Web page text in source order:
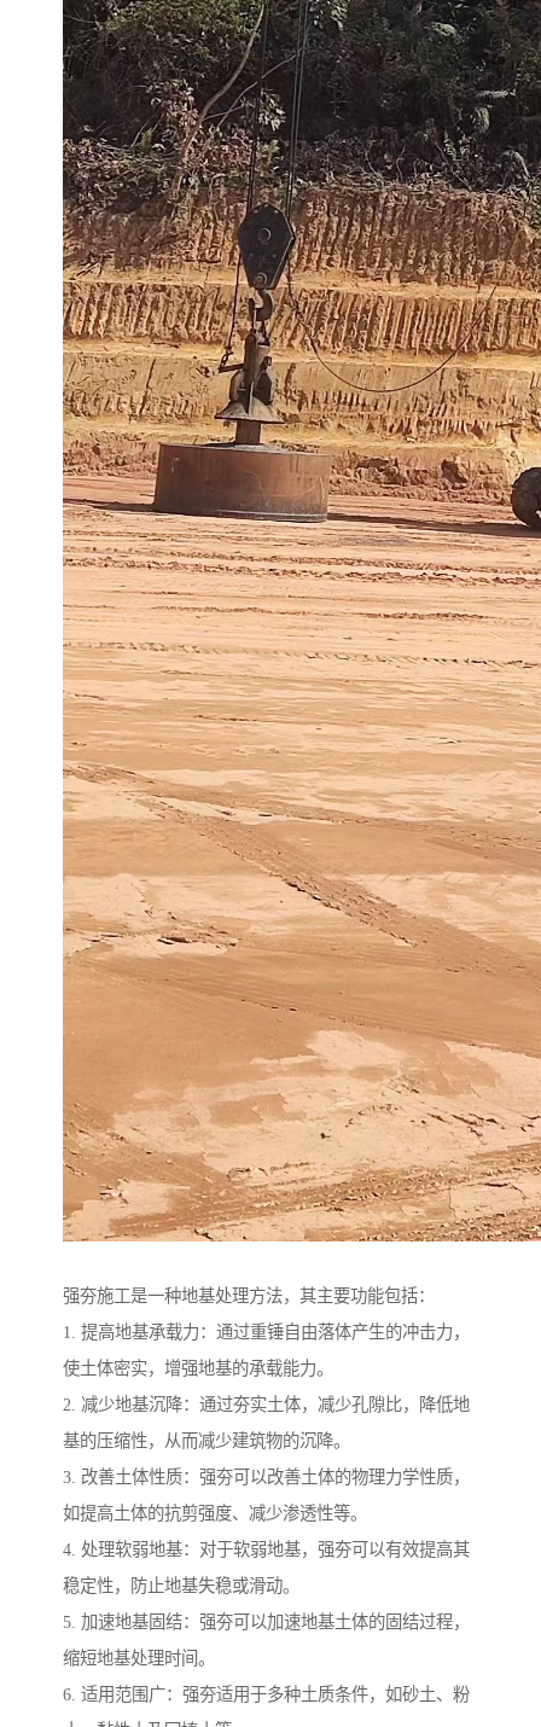
强夯施工是一种地基处理方法，其主要功能包括：
1. 提高地基承载力：通过重锤自由落体产生的冲击力，
使土体密实，增强地基的承载能力。
2. 减少地基沉降：通过夯实土体，减少孔隙比，降低地
基的压缩性，从而减少建筑物的沉降。
3. 改善土体性质：强夯可以改善土体的物理力学性质，
如提高土体的抗剪强度、减少渗透性等。
4. 处理软弱地基：对于软弱地基，强夯可以有效提高其
稳定性，防止地基失稳或滑动。
5. 加速地基固结：强夯可以加速地基土体的固结过程，
缩短地基处理时间。
6. 适用范围广：强夯适用于多种土质条件，如砂土、粉